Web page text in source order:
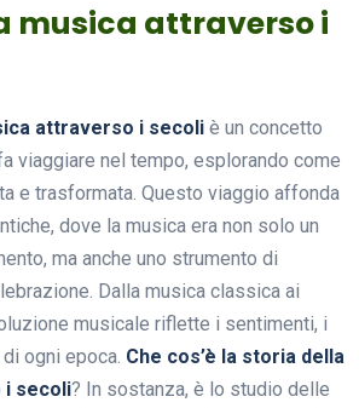
musica attraverso i
attraverso i secoli è un concetto
viaggiare nel tempo, esplorando come
e trasformata. Questo viaggio affonda
dove la musica era non solo un
ma anche uno strumento di
Dalla musica classica ai
musicale riflette i sentimenti, i
ogni epoca. Che cos’è la storia della
i secoli? In sostanza, è lo studio delle